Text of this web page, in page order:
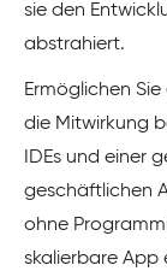
sie den
abstrahiert.
Ermöglichen
die Mitwirkung
IDEs und einer
geschäftlichen
ohne
skalierbare App